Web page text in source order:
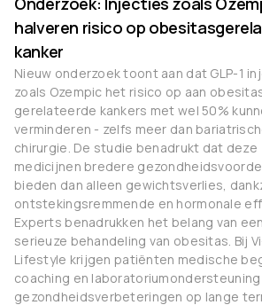
halveren risico op
kanker
Nieuw onderzoek toont aan dat GLP-1
zoals Ozempic het risico op aan
gerelateerde kankers met wel 50%
verminderen - zelfs meer dan
chirurgie. De studie benadrukt dat deze
medicijnen bredere
bieden dan alleen gewichtsverlies,
ontstekingsremmende en hormonale
Experts benadrukken het belang van een
serieuze behandeling van obesitas. Bij
Lifestyle krijgen patiënten medische
coaching en laboratoriumondersteuning
gezondheidsverbeteringen op lange